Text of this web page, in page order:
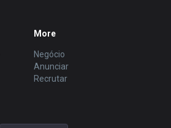
More
Negócio
Anunciar
Recrutar